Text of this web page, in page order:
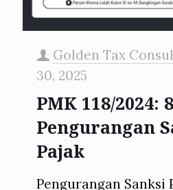
Golden Tax
30, 2025
PMK 118/2024:
Pengurangan
Pajak
Pengurangan Sanksi